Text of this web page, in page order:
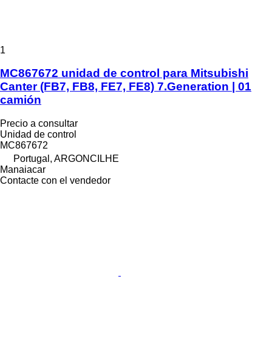
1
MC867672 unidad de control para Mitsubishi
Canter (FB7, FB8, FE7, FE8) 7.Generation | 01
camión
Precio a consultar
Unidad de control
MC867672
Portugal, ARGONCILHE
Manaiacar
Contacte con el vendedor